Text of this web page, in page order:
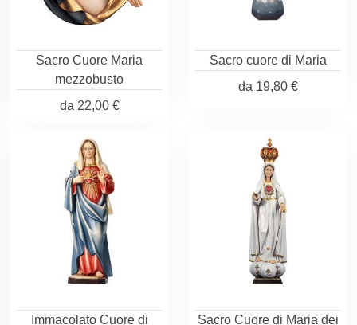
Sacro Cuore Maria
mezzobusto
da 22,00 €
Sacro cuore di Maria
da 19,80 €
Immacolato Cuore di
Sacro Cuore di Maria dei